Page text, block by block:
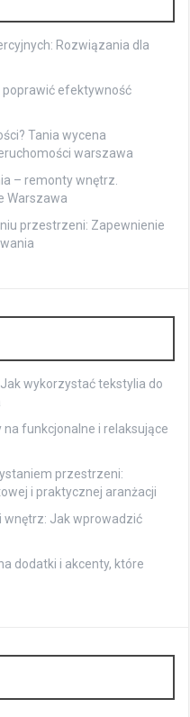
Rozwiązania dla
efektywność
Tania wycena
warszawa
– remonty wnętrz.
Warszawa
przestrzeni: Zapewnienie
wykorzystać tekstylia do
na funkcjonalne i relaksujące
przestrzeni:
i praktycznej aranżacji
wnętrz: Jak wprowadzić
dodatki i akcenty, które